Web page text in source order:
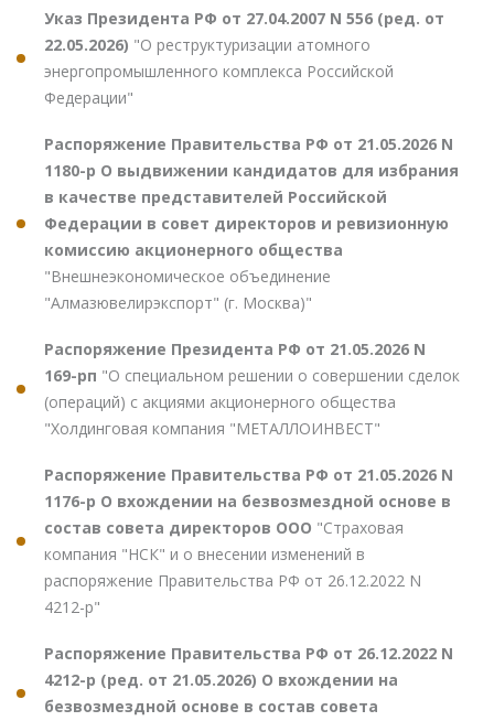
Указ Президента РФ от 27.04.2007 N 556 (ред. от
22.05.2026) "О реструктуризации атомного
энергопромышленного комплекса Российской
Федерации"
Распоряжение Правительства РФ от 21.05.2026 N
1180-р О выдвижении кандидатов для избрания
в качестве представителей Российской
Федерации в совет директоров и ревизионную
комиссию акционерного общества
"Внешнеэкономическое объединение
"Алмазювелирэкспорт" (г. Москва)"
Распоряжение Президента РФ от 21.05.2026 N
169-рп "О специальном решении о совершении сделок
(операций) с акциями акционерного общества
"Холдинговая компания "МЕТАЛЛОИНВЕСТ"
Распоряжение Правительства РФ от 21.05.2026 N
1176-р О вхождении на безвозмездной основе в
состав совета директоров ООО "Страховая
компания "НСК" и о внесении изменений в
распоряжение Правительства РФ от 26.12.2022 N
4212-р"
Распоряжение Правительства РФ от 26.12.2022 N
4212-р (ред. от 21.05.2026) О вхождении на
безвозмездной основе в состав совета